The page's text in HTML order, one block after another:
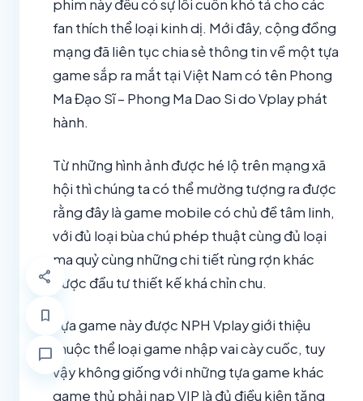
share
bookmark
chat_bubble
phim này đều có sự lôi cuốn khó tả cho các
fan thích thể loại kinh dị. Mới đây, cộng đồng
mạng đã liên tục chia sẻ thông tin về một tựa
game sắp ra mắt tại Việt Nam có tên Phong
Ma Đạo Sĩ – Phong Ma Dao Si do Vplay phát
hành.
Từ những hình ảnh được hé lộ trên mạng xã
hội thì chúng ta có thể mường tượng ra được
rằng đây là game mobile có chủ đề tâm linh,
với đủ loại bùa chú phép thuật cùng đủ loại
ma quỷ cùng những chi tiết rùng rợn khác
được đầu tư thiết kế khá chỉn chu.
Tựa game này được NPH Vplay giới thiệu
thuộc thể loại game nhập vai cày cuốc, tuy
vậy không giống với những tựa game khác
game thủ phải nạp VIP là đủ điều kiện tăng